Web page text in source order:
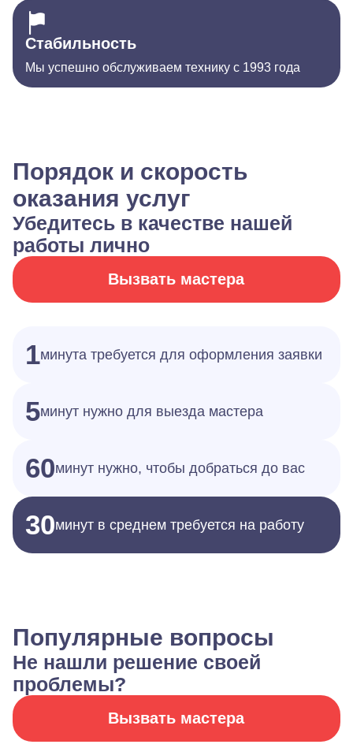
Стабильность
Мы успешно обслуживаем технику с 1993 года
Порядок и скорость
оказания услуг
Убедитесь в качестве нашей
работы лично
Вызвать мастера
1минута требуется для оформления заявки
5минут нужно для выезда мастера
60минут нужно, чтобы добраться до вас
30минут в среднем требуется на работу
Популярные вопросы
Не нашли решение своей
проблемы?
Вызвать мастера